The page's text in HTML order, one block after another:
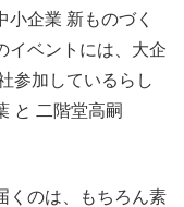
小企業 新ものづく
イベントには、大企
参加しているらし
と 二階堂高嗣
くのは、もちろん素